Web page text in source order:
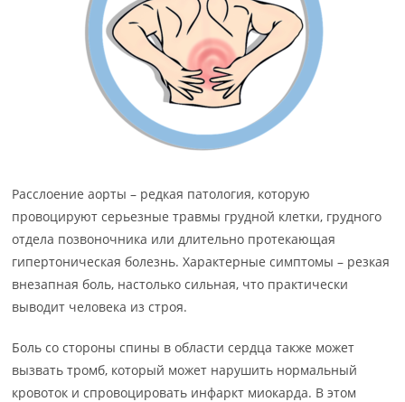
Расслоение аорты – редкая патология, которую
провоцируют серьезные травмы грудной клетки, грудного
отдела позвоночника или длительно протекающая
гипертоническая болезнь. Характерные симптомы – резкая
внезапная боль, настолько сильная, что практически
выводит человека из строя.
Боль со стороны спины в области сердца также может
вызвать тромб, который может нарушить нормальный
кровоток и спровоцировать инфаркт миокарда. В этом